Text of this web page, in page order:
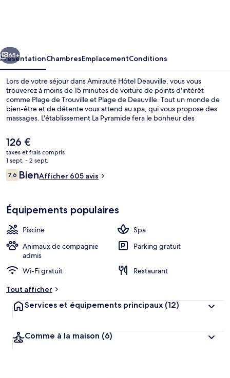
Suivant
65+
PrésentationChambresEmplacementConditions
Lors de votre séjour dans Amirauté Hôtel Deauville, vous vous
trouverez à moins de 15 minutes de voiture de points d'intérêt
comme Plage de Trouville et Plage de Deauville. Tout un monde de
bien-être et de détente vous attend au spa, qui vous propose des
massages. L'établissement La Pyramide fera le bonheur des
autres petits avantages de cet hébergement figurent 4 des courts
de tennis extérieurs, une piscine couverte et une piscine extérieure.
Le
prix
actuel
est
de
126 €
taxes et frais compris
1 sept. - 2 sept.
Avis
voyageurs
7,67,6 sur 10
BienAfficher 605 avis
Équipements populaires
Piscine
Spa
Animaux de compagnie
admis
Parking gratuit
Wi-Fi gratuit
Restaurant
Tout afficher
Services et équipements principaux (12)
Comme à la maison (6)